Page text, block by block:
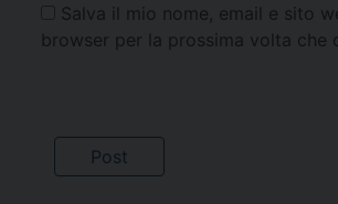
Salva il mio nome, email e sito
browser per la prossima volta che